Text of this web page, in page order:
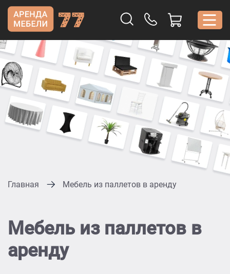
Главная Мебель из паллетов в аренду
Мебель из паллетов в
аренду